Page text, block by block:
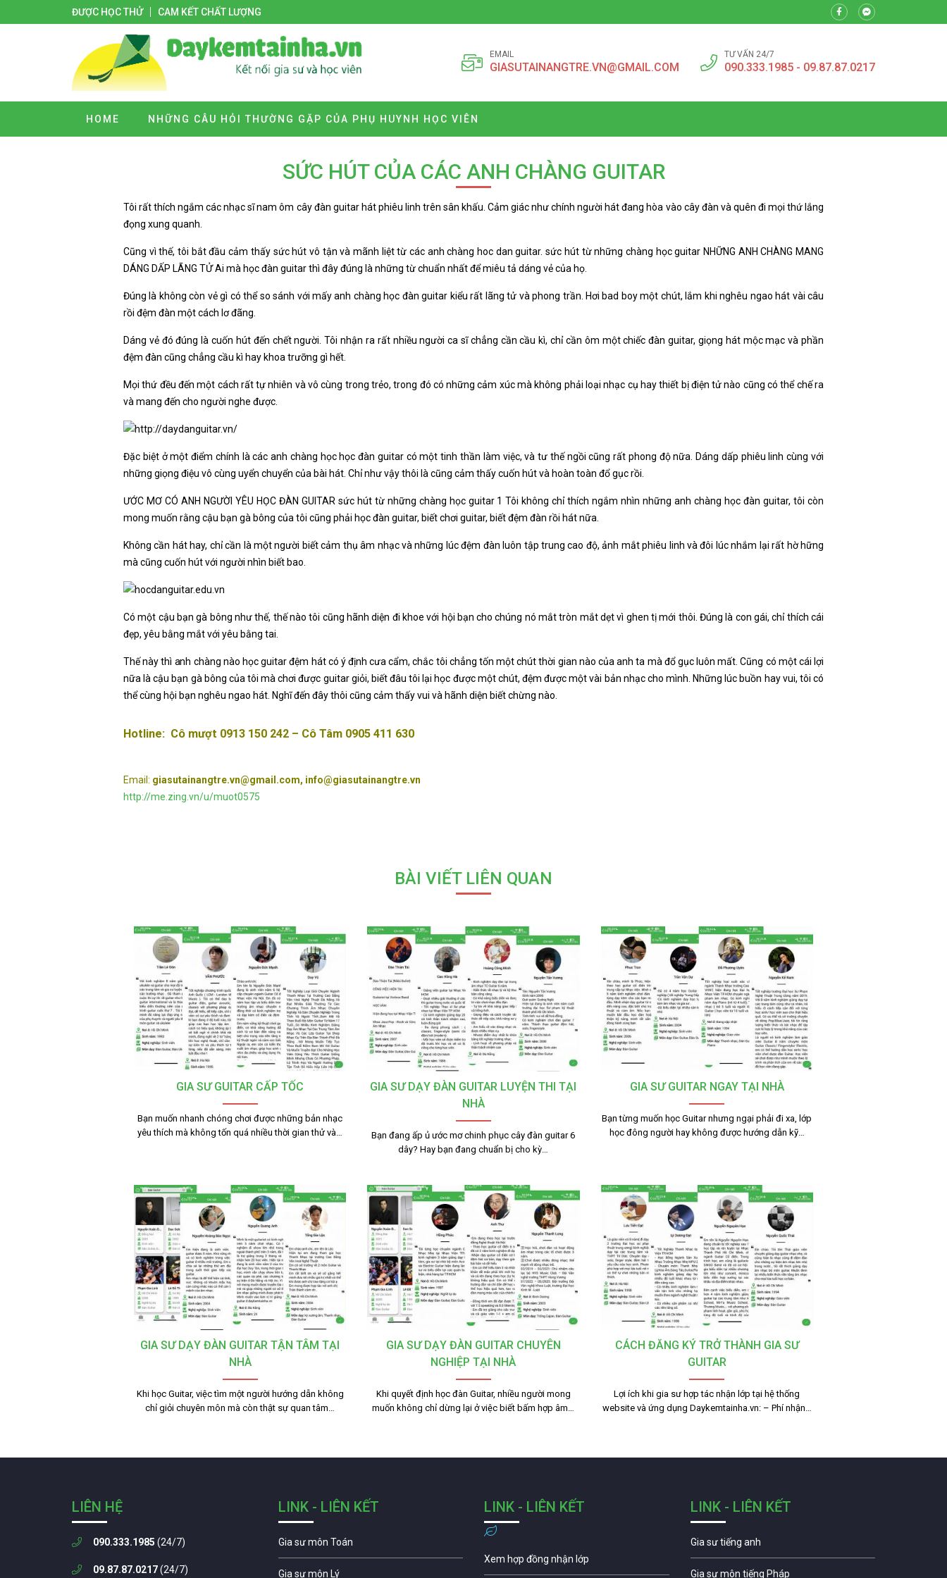
ĐƯỢC HỌC THỬ CAM KẾT CHẤT LƯỢNG
EMAIL
GIASUTAINANGTRE.VN@GMAIL.COM
TƯ VẤN 24/7
090.333.1985 - 09.87.87.0217
HOME NHỮNG CÂU HỎI THƯỜNG GẶP CỦA PHỤ HUYNH HỌC VIÊN
SỨC HÚT CỦA CÁC ANH CHÀNG GUITAR
Tôi rất thích ngắm các nhạc sĩ nam ôm cây đàn guitar hát phiêu linh trên sân khấu. Cảm giác như chính người hát đang hòa vào cây đàn và quên đi mọi thứ lắng
đọng xung quanh.
Cũng vì thế, tôi bắt đầu cảm thấy sức hút vô tận và mãnh liệt từ các anh chàng hoc dan guitar. sức hút từ những chàng học guitar NHỮNG ANH CHÀNG MANG
DÁNG DẤP LÃNG TỬ Ai mà học đàn guitar thì đây đúng là những từ chuẩn nhất để miêu tả dáng vẻ của họ.
Đúng là không còn vẻ gì có thể so sánh với mấy anh chàng học đàn guitar kiểu rất lãng tử và phong trần. Hơi bad boy một chút, lắm khi nghêu ngao hát vài câu
rồi đệm đàn một cách lơ đãng.
Dáng vẻ đó đúng là cuốn hút đến chết người. Tôi nhận ra rất nhiều người ca sĩ chẳng cần cầu kì, chỉ cần ôm một chiếc đàn guitar, giọng hát mộc mạc và phần
đệm đàn cũng chẳng cầu kì hay khoa trưỡng gì hết.
Mọi thứ đều đến một cách rất tự nhiên và vô cùng trong trẻo, trong đó có những cảm xúc mà không phải loại nhạc cụ hay thiết bị điện tử nào cũng có thể chế ra
và mang đến cho người nghe được.
Đặc biệt ở một điểm chính là các anh chàng học học đàn guitar có một tinh thần làm việc, và tư thế ngồi cũng rất phong độ nữa. Dáng dấp phiêu linh cùng với
những giọng điệu vô cùng uyển chuyển của bài hát. Chỉ như vậy thôi là cũng cảm thấy cuốn hút và hoàn toàn đổ gục rồi.
ƯỚC MƠ CÓ ANH NGƯỜI YÊU HỌC ĐÀN GUITAR sức hút từ những chàng học guitar 1 Tôi không chỉ thích ngắm nhìn những anh chàng học đàn guitar, tôi còn
mong muốn rằng cậu bạn gà bông của tôi cũng phải học đàn guitar, biết chơi guitar, biết đệm đàn rồi hát nữa.
Không cần hát hay, chỉ cần là một người biết cảm thụ âm nhạc và những lúc đệm đàn luôn tập trung cao độ, ảnh mắt phiêu linh và đôi lúc nhắm lại rất hờ hững
mà cũng cuốn hút với người nhìn biết bao.
Có một cậu bạn gà bông như thế, thế nào tôi cũng hãnh diện đi khoe với hội bạn cho chúng nó mắt tròn mắt dẹt vì ghen tị mới thôi. Đúng là con gái, chỉ thích cái
đẹp, yêu bằng mắt với yêu bằng tai.
Thế này thì anh chàng nào học guitar đệm hát có ý định cưa cẩm, chắc tôi chẳng tốn một chút thời gian nào của anh ta mà đổ gục luôn mất. Cũng có một cái lợi
nữa là cậu bạn gà bông của tôi mà chơi được guitar giỏi, biết đâu tôi lại học được một chút, đệm được một vài bản nhạc cho mình. Những lúc buồn hay vui, tôi có
thể cùng hội bạn nghêu ngao hát. Nghĩ đến đây thôi cũng cảm thấy vui và hãnh diện biết chừng nào.
Hotline: Cô mượt 0913 150 242 – Cô Tâm 0905 411 630
Email: giasutainangtre.vn@gmail.com, info@giasutainangtre.vn
http://me.zing.vn/u/muot0575
BÀI VIẾT LIÊN QUAN
GIA SƯ GUITAR CẤP TỐC
Bạn muốn nhanh chóng chơi được những bản nhạc
yêu thích mà không tốn quá nhiều thời gian thử và…
GIA SƯ DẠY ĐÀN GUITAR LUYỆN THI TẠI
NHÀ
Bạn đang ấp ủ ước mơ chinh phục cây đàn guitar 6
dây? Hay bạn đang chuẩn bị cho kỳ…
GIA SƯ GUITAR NGAY TẠI NHÀ
Bạn từng muốn học Guitar nhưng ngại phải đi xa, lớp
học đông người hay không được hướng dẫn kỹ…
GIA SƯ DẠY ĐÀN GUITAR TẬN TÂM TẠI
NHÀ
Khi học Guitar, việc tìm một người hướng dẫn không
chỉ giỏi chuyên môn mà còn thật sự quan tâm…
GIA SƯ DẠY ĐÀN GUITAR CHUYÊN
NGHIỆP TẠI NHÀ
Khi quyết định học đàn Guitar, nhiều người mong
muốn không chỉ dừng lại ở việc biết bấm hợp âm…
CÁCH ĐĂNG KÝ TRỞ THÀNH GIA SƯ
GUITAR
Lợi ích khi gia sư hợp tác nhận lớp tại hệ thống
website và ứng dụng Daykemtainha.vn: – Phí nhận…
LIÊN HỆ
090.333.1985 (24/7)
09.87.87.0217(24/7)
LINK - LIÊN KẾT
Gia sư môn Toán
Gia sư môn Lý
LINK - LIÊN KẾT
Xem hợp đồng nhận lớp
LINK - LIÊN KẾT
Gia sư tiếng anh
Gia sư môn tiếng Pháp